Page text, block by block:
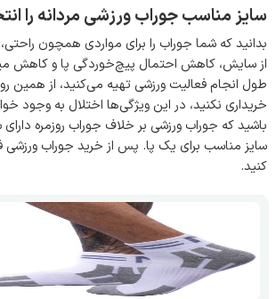
سایز مناسب جوراب ورزشی مردانه را
بدانید که شما جوراب را برای مواردی همچون
از سایش، کاهش احتمال پیچ‌خوردگی پا و کاهش
طول انجام فعالیت ورزشی تهیه می‌کنید، از همین
خریداری نکنید، در این ویژگی‌ها اختلال به وجود
باشید که جوراب ورزشی بر خلاف جوراب روزمره
سایز مناسب برای یک پا. پس از خرید جوراب ورزشی
کنید.